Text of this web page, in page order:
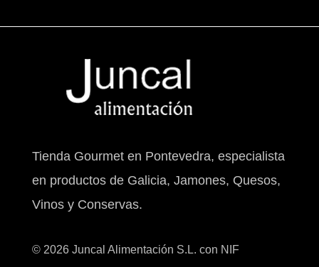
Tienda Gourmet en Pontevedra, especialista
en productos de Galicia, Jamones, Quesos,
Vinos y Conservas.
© 2026 Juncal Alimentación S.L. con NIF